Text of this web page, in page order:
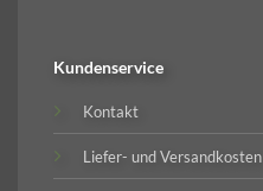
Kundenservice
Kontakt
Liefer- und Versandkosten